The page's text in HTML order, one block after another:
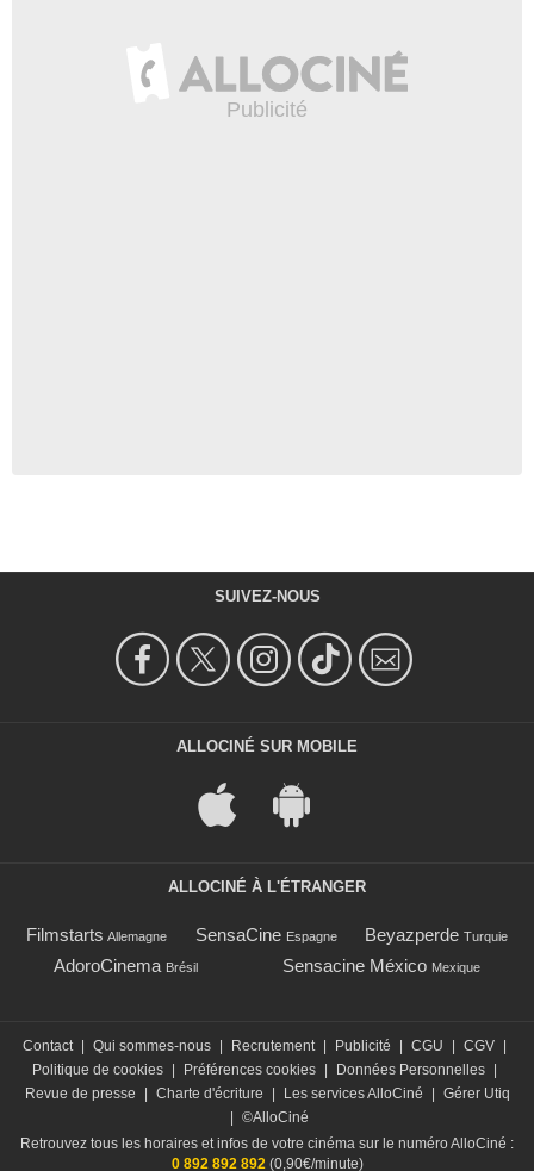
SUIVEZ-NOUS
ALLOCINÉ SUR MOBILE
ALLOCINÉ À L'ÉTRANGER
Filmstarts Allemagne SensaCine Espagne Beyazperde Turquie
AdoroCinema Brésil Sensacine México Mexique
Contact | Qui sommes-nous | Recrutement | Publicité | CGU | CGV |
Politique de cookies | Préférences cookies | Données Personnelles |
Revue de presse
| Charte d'écriture | Les services AlloCiné | Gérer Utiq
| ©AlloCiné
Retrouvez tous les horaires et infos de votre cinéma sur le numéro AlloCiné :
0 892 892 892 (0,90€/minute)